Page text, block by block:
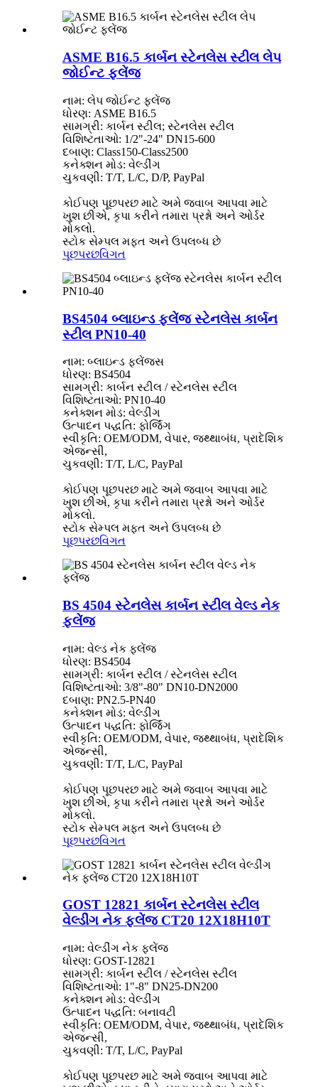
ASME B16.5 કાર્બન સ્ટેનલેસ સ્ટીલ લેપ
જોઈન્ટ ફ્લેંજ
નામ: લેપ જોઈન્ટ ફ્લેંજ
ધોરણ: ASME B16.5
સામગ્રી: કાર્બન સ્ટીલ; સ્ટેનલેસ સ્ટીલ
વિશિષ્ટતાઓ: 1/2"-24" DN15-600
દબાણ: Class150-Class2500
કનેક્શન મોડ: વેલ્ડીંગ
ચુકવણી: T/T, L/C, D/P, PayPal
કોઈપણ પૂછપરછ માટે અમે જવાબ આપવા માટે
ખુશ છીએ, કૃપા કરીને તમારા પ્રશ્નો અને ઓર્ડર
મોકલો.
સ્ટોક સેમ્પલ મફત અને ઉપલબ્ધ છે
પૂછપરછવિગત
BS4504 બ્લાઇન્ડ ફ્લેંજ સ્ટેનલેસ કાર્બન
સ્ટીલ PN10-40
નામ: બ્લાઇન્ડ ફ્લેંજ્સ
ધોરણ: BS4504
સામગ્રી: કાર્બન સ્ટીલ / સ્ટેનલેસ સ્ટીલ
વિશિષ્ટતાઓ: PN10-40
કનેક્શન મોડ: વેલ્ડીંગ
ઉત્પાદન પદ્ધતિ: ફોર્જિંગ
સ્વીકૃતિ: OEM/ODM, વેપાર, જથ્થાબંધ, પ્રાદેશિક
એજન્સી,
ચુકવણી: T/T, L/C, PayPal
કોઈપણ પૂછપરછ માટે અમે જવાબ આપવા માટે
ખુશ છીએ, કૃપા કરીને તમારા પ્રશ્નો અને ઓર્ડર
મોકલો.
સ્ટોક સેમ્પલ મફત અને ઉપલબ્ધ છે
પૂછપરછવિગત
BS 4504 સ્ટેનલેસ કાર્બન સ્ટીલ વેલ્ડ નેક
ફ્લેંજ
નામ: વેલ્ડ નેક ફ્લેંજ
ધોરણ: BS4504
સામગ્રી: કાર્બન સ્ટીલ / સ્ટેનલેસ સ્ટીલ
વિશિષ્ટતાઓ: 3/8"-80" DN10-DN2000
દબાણ: PN2.5-PN40
કનેક્શન મોડ: વેલ્ડીંગ
ઉત્પાદન પદ્ધતિ: ફોર્જિંગ
સ્વીકૃતિ: OEM/ODM, વેપાર, જથ્થાબંધ, પ્રાદેશિક
એજન્સી,
ચુકવણી: T/T, L/C, PayPal
કોઈપણ પૂછપરછ માટે અમે જવાબ આપવા માટે
ખુશ છીએ, કૃપા કરીને તમારા પ્રશ્નો અને ઓર્ડર
મોકલો.
સ્ટોક સેમ્પલ મફત અને ઉપલબ્ધ છે
પૂછપરછવિગત
GOST 12821 કાર્બન સ્ટેનલેસ સ્ટીલ
વેલ્ડીંગ નેક ફ્લેંજ CT20 12X18H10T
નામ: વેલ્ડીંગ નેક ફ્લેંજ
ધોરણ: GOST-12821
સામગ્રી: કાર્બન સ્ટીલ / સ્ટેનલેસ સ્ટીલ
વિશિષ્ટતાઓ: 1"-8" DN25-DN200
કનેક્શન મોડ: વેલ્ડીંગ
ઉત્પાદન પદ્ધતિ: બનાવટી
સ્વીકૃતિ: OEM/ODM, વેપાર, જથ્થાબંધ, પ્રાદેશિક
એજન્સી,
ચુકવણી: T/T, L/C, PayPal
કોઈપણ પૂછપરછ માટે અમે જવાબ આપવા માટે